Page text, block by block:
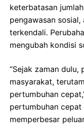
keterbatasan
pengawasan
terkendali.
mengubah kondisi
“Sejak zaman
masyarakat,
pertumbuhan
pertumbuhan
memperbesar